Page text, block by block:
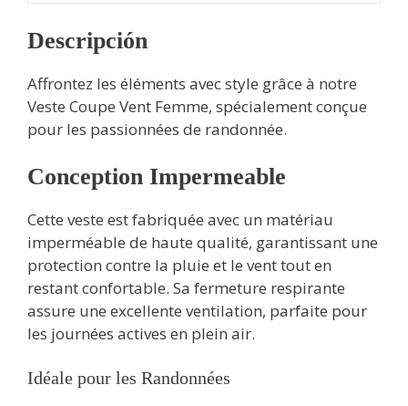
Descripción
Affrontez les éléments avec style grâce à notre
Veste Coupe Vent Femme, spécialement conçue
pour les passionnées de randonnée.
Conception Impermeable
Cette veste est fabriquée avec un matériau
imperméable de haute qualité, garantissant une
protection contre la pluie et le vent tout en
restant confortable. Sa fermeture respirante
assure une excellente ventilation, parfaite pour
les journées actives en plein air.
Idéale pour les Randonnées